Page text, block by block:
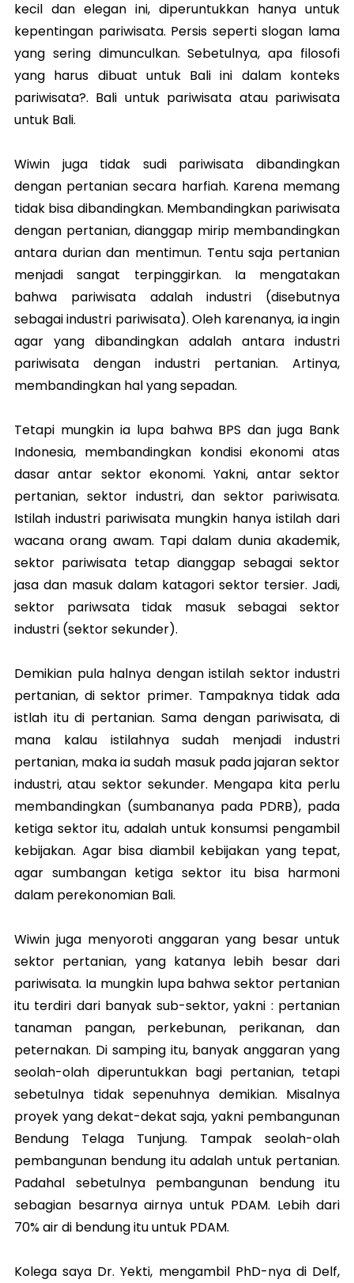
kecil dan elegan ini, diperuntukkan hanya untuk
kepentingan pariwisata. Persis seperti slogan lama
yang sering dimunculkan. Sebetulnya, apa filosofi
yang harus dibuat untuk Bali ini dalam konteks
pariwisata?. Bali untuk pariwisata atau pariwisata
untuk Bali.
Wiwin juga tidak sudi pariwisata dibandingkan
dengan pertanian secara harfiah. Karena memang
tidak bisa dibandingkan. Membandingkan pariwisata
dengan pertanian, dianggap mirip membandingkan
antara durian dan mentimun. Tentu saja pertanian
menjadi sangat terpinggirkan. Ia mengatakan
bahwa pariwisata adalah industri (disebutnya
sebagai industri pariwisata). Oleh karenanya, ia ingin
agar yang dibandingkan adalah antara industri
pariwisata dengan industri pertanian. Artinya,
membandingkan hal yang sepadan.
Tetapi mungkin ia lupa bahwa BPS dan juga Bank
Indonesia, membandingkan kondisi ekonomi atas
dasar antar sektor ekonomi. Yakni, antar sektor
pertanian, sektor industri, dan sektor pariwisata.
Istilah industri pariwisata mungkin hanya istilah dari
wacana orang awam. Tapi dalam dunia akademik,
sektor pariwisata tetap dianggap sebagai sektor
jasa dan masuk dalam katagori sektor tersier. Jadi,
sektor pariwsata tidak masuk sebagai sektor
industri (sektor sekunder).
Demikian pula halnya dengan istilah sektor industri
pertanian, di sektor primer. Tampaknya tidak ada
istlah itu di pertanian. Sama dengan pariwisata, di
mana kalau istilahnya sudah menjadi industri
pertanian, maka ia sudah masuk pada jajaran sektor
industri, atau sektor sekunder. Mengapa kita perlu
membandingkan (sumbananya pada PDRB), pada
ketiga sektor itu, adalah untuk konsumsi pengambil
kebijakan. Agar bisa diambil kebijakan yang tepat,
agar sumbangan ketiga sektor itu bisa harmoni
dalam perekonomian Bali.
Wiwin juga menyoroti anggaran yang besar untuk
sektor pertanian, yang katanya lebih besar dari
pariwisata. Ia mungkin lupa bahwa sektor pertanian
itu terdiri dari banyak sub-sektor, yakni : pertanian
tanaman pangan, perkebunan, perikanan, dan
peternakan. Di samping itu, banyak anggaran yang
seolah-olah diperuntukkan bagi pertanian, tetapi
sebetulnya tidak sepenuhnya demikian. Misalnya
proyek yang dekat-dekat saja, yakni pembangunan
Bendung Telaga Tunjung. Tampak seolah-olah
pembangunan bendung itu adalah untuk pertanian.
Padahal sebetulnya pembangunan bendung itu
sebagian besarnya airnya untuk PDAM. Lebih dari
70% air di bendung itu untuk PDAM.
Kolega saya Dr. Yekti, mengambil PhD-nya di Delf,